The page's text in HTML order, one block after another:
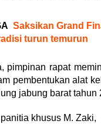
Saksikan Grand
turun temurun
pimpinan rapat
pembentukan alat
jabung barat tahun
khusus M.